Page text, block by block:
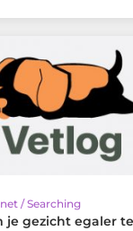
/ Searching
je gezicht egaler